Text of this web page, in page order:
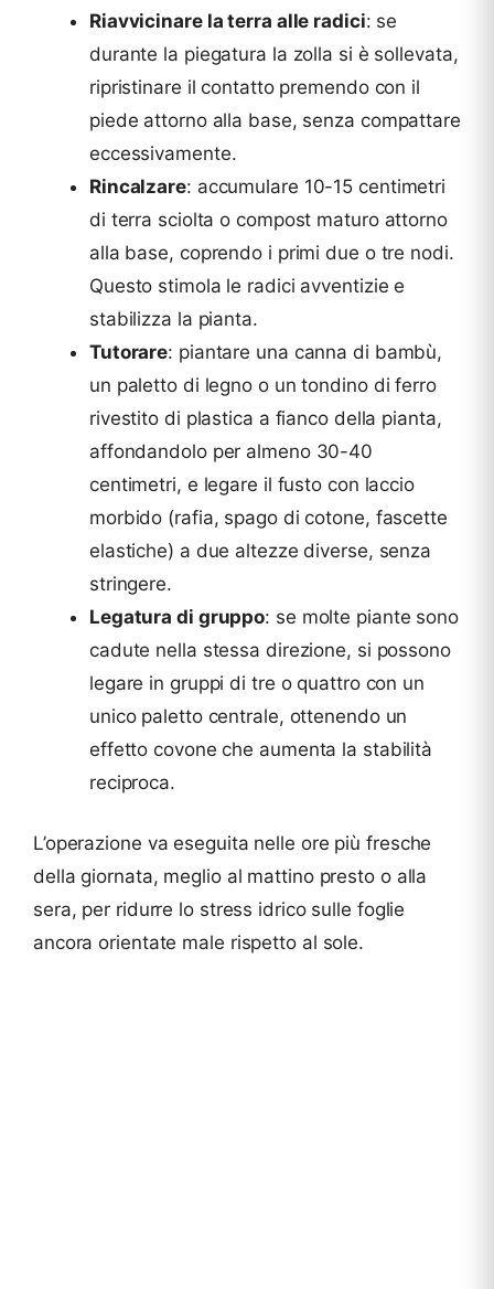
Riavvicinare la terra alle radici: se
durante la piegatura la zolla si è sollevata,
ripristinare il contatto premendo con il
piede attorno alla base, senza compattare
eccessivamente.
Rincalzare: accumulare 10-15 centimetri
di terra sciolta o compost maturo attorno
alla base, coprendo i primi due o tre nodi.
Questo stimola le radici avventizie e
stabilizza la pianta.
Tutorare: piantare una canna di bambù,
un paletto di legno o un tondino di ferro
rivestito di plastica a fianco della pianta,
affondandolo per almeno 30-40
centimetri, e legare il fusto con laccio
morbido (rafia, spago di cotone, fascette
elastiche) a due altezze diverse, senza
stringere.
Legatura di gruppo: se molte piante sono
cadute nella stessa direzione, si possono
legare in gruppi di tre o quattro con un
unico paletto centrale, ottenendo un
effetto covone che aumenta la stabilità
reciproca.
L’operazione va eseguita nelle ore più fresche
della giornata, meglio al mattino presto o alla
sera, per ridurre lo stress idrico sulle foglie
ancora orientate male rispetto al sole.